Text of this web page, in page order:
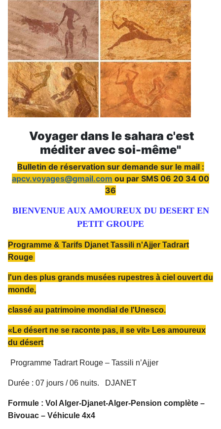
Voyager dans le sahara c'est
méditer avec soi-même"
Bulletin de réservation sur demande sur le mail :
apcv.voyages@gmail.com ou par SMS 06 20 34 00
36
BIENVENUE AUX AMOUREUX DU DESERT EN
PETIT GROUPE
Programme & Tarifs Djanet Tassili n'Ajjer Tadrart
Rouge
l'un des plus grands musées rupestres à ciel ouvert du
monde,
classé au patrimoine mondial de l'Unesco.
«Le désert ne se raconte pas, il se vit» Les amoureux
du désert
Programme Tadrart Rouge – Tassili n’Ajjer
Durée : 07 jours / 06 nuits. DJANET
Formule : Vol Alger-Djanet-Alger-Pension complète –
Bivouac – Véhicule 4x4